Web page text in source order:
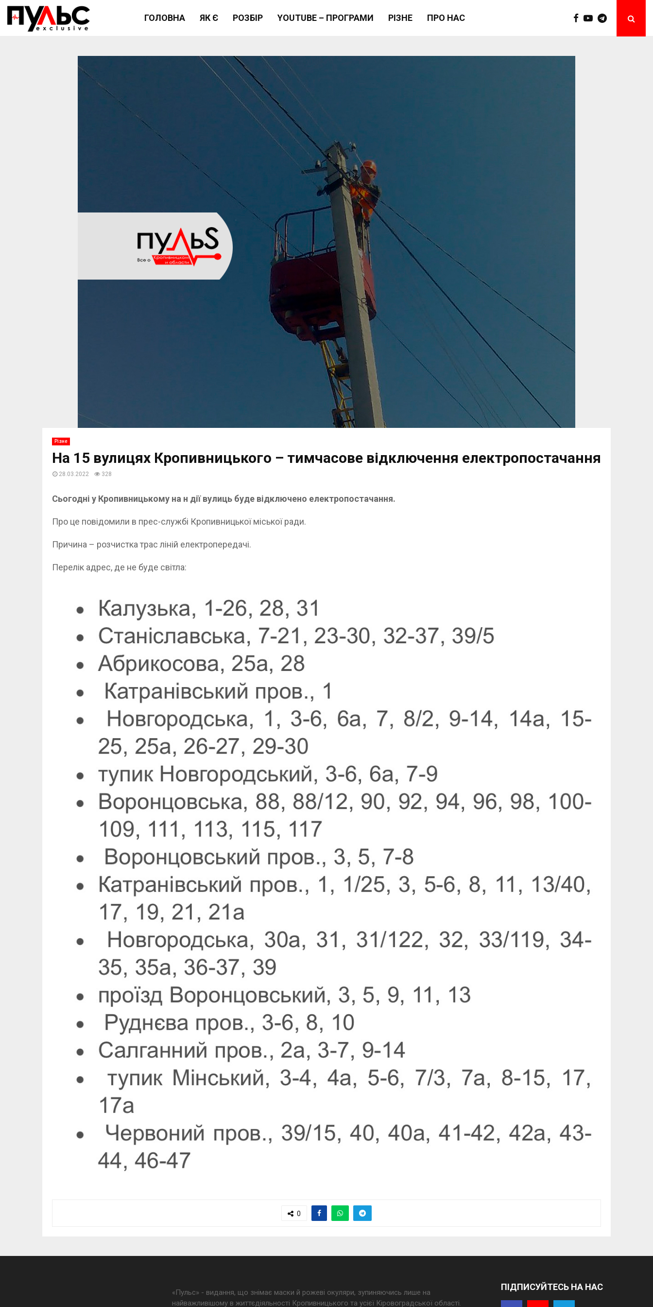
ГОЛОВНА ЯК Є РОЗБІР YOUTUBE – ПРОГРАМИ РІЗНЕ ПРО НАС
Різне
На 15 вулицях Кропивницького – тимчасове відключення електропостачання
28.03.2022 328
Сьогодні у Кропивницькому на н дії вулиць буде відключено електропостачання.
Про це повідомили в прес-службі Кропивницької міської ради.
Причина – розчистка трас ліній електропередачі.
Перелік адрес, де не буде світла:
0
«Пульс» - видання, що знімає маски й рожеві окуляри, зупиняючись лише на
найважливішому в життєдіяльності Кропивницького та усієї Кіровоградської області.
ПІДПИСУЙТЕСЬ НА НАС